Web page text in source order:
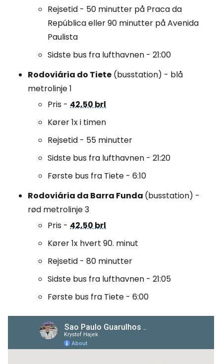
Rejsetid - 50 minutter på Praca da
República eller 90 minutter på Avenida
Paulista
Sidste bus fra lufthavnen - 21:00
Rodoviária do Tiete (busstation) - blå
metrolinje 1
Pris - 42,50 brl
Kører 1x i timen
Rejsetid - 55 minutter
Sidste bus fra lufthavnen - 21:20
Første bus fra Tiete - 6:10
Rodoviária da Barra Funda (busstation) -
rød metrolinje 3
Pris - 42,50 brl
Kører 1x hvert 90. minut
Rejsetid - 80 minutter
Sidste bus fra lufthavnen - 21:05
Første bus fra Tiete - 6:00